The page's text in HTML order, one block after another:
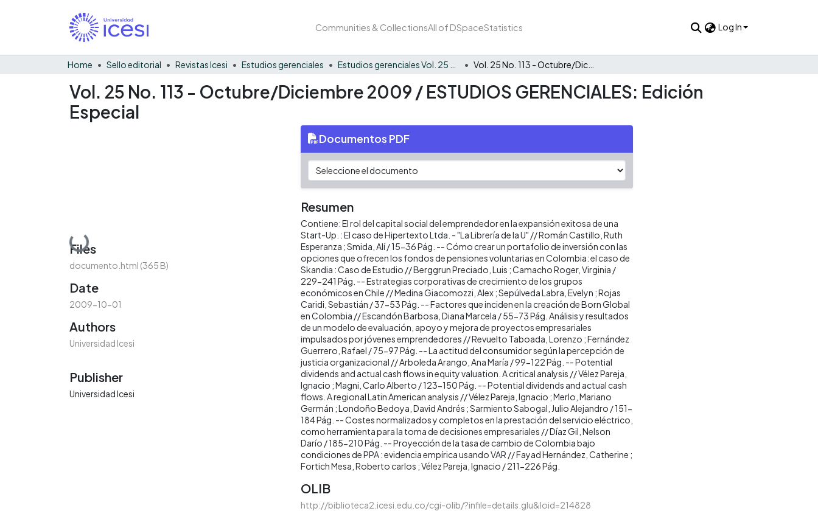
Communities & CollectionsAll of DSpaceStatistics Log In
Home Sello editorial Revistas Icesi Estudios gerenciales
Vol. 25 No. 113 - Octubre/Diciembre 2009 / ESTUDIOS GERENCIALES: Edición
Especial
Loading...
Files
documento.html (365 B)
Date
2009-10-01
Authors
Universidad Icesi
Publisher
Universidad Icesi
Documentos PDF
Resumen
Contiene: El rol del capital social del emprendedor en la expansión exitosa de una
Start-Up. : El caso de Hipertexto Ltda. - "La Librería de la U" // Román Castillo, Ruth
Esperanza ; Smida, Alí / 15-36 Pág. -- Cómo crear un portafolio de inversión con las
opciones que ofrecen los fondos de pensiones voluntarias en Colombia: el caso de
Skandia : Caso de Estudio // Berggrun Preciado, Luis ; Camacho Roger, Virginia /
229-241 Pág. -- Estrategias corporativas de crecimiento de los grupos
económicos en Chile // Medina Giacomozzi, Alex ; Sepúlveda Labra, Evelyn ; Rojas
Caridi, Sebastián / 37-53 Pág. -- Factores que inciden en la creación de Born Global
en Colombia // Escandón Barbosa, Diana Marcela / 55-73 Pág. Análisis y resultados
de un modelo de evaluación, apoyo y mejora de proyectos empresariales
impulsados por jóvenes emprendedores // Revuelto Taboada, Lorenzo ; Fernández
Guerrero, Rafael / 75-97 Pág. -- La actitud del consumidor según la percepción de
justicia organizacional // Arboleda Arango, Ana María / 99-122 Pág. -- Potential
dividends and actual cash flows in equity valuation. A critical analysis // Vélez Pareja,
Ignacio ; Magni, Carlo Alberto / 123-150 Pág. -- Potential dividends and actual cash
flows. A regional Latin American analysis // Vélez Pareja, Ignacio ; Merlo, Mariano
Germán ; Londoño Bedoya, David Andrés ; Sarmiento Sabogal, Julio Alejandro / 151-
184 Pág. -- Costes normalizados y completos en la prestación del servicio eléctrico,
como herramienta para la toma de decisiones empresariales // Díaz Gil, Nelson
Darío / 185-210 Pág. -- Proyección de la tasa de cambio de Colombia bajo
condiciones de PPA : evidencia empírica usando VAR // Fayad Hernández, Catherine ;
Fortich Mesa, Roberto carlos ; Vélez Pareja, Ignacio / 211-226 Pág.
OLIB
http://biblioteca2.icesi.edu.co/cgi-olib/?infile=details.glu&loid=214828